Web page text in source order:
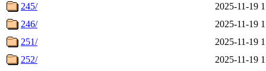
245/
2025-11-19
246/
2025-11-19
251/
2025-11-19
252/
2025-11-19